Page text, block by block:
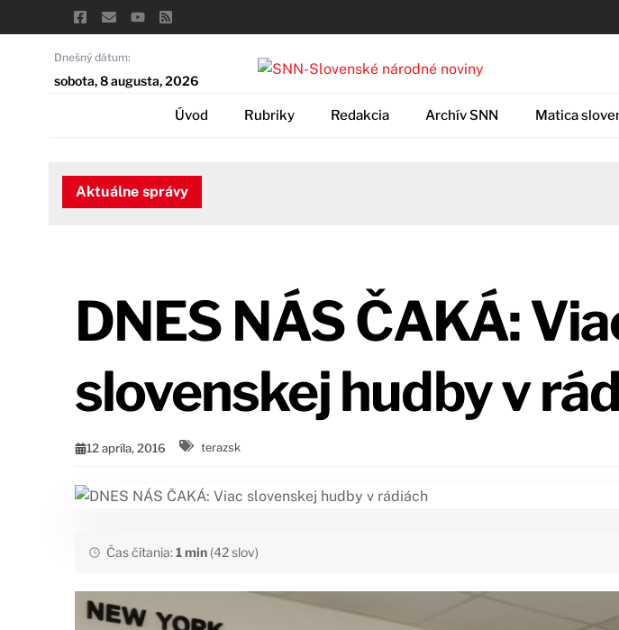
to
Dnešný dátum:
sobota, 8 augusta, 2026
Úvod Rubriky Redakcia Archív SNN Matica
Aktuálne správy
DNES NÁS ČAKÁ:
slovenskej hudby v
12 apríla, 2016 terazsk
Čas čítania:1 min(42 slov)